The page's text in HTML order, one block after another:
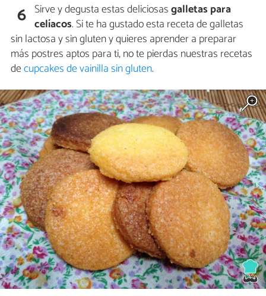
6 Sirve y degusta estas deliciosasgalletas para
celíacos. Si te ha gustado esta receta de galletas
sin lactosa y sin gluten y quieres aprender a preparar
más postres aptos para ti, no te pierdas nuestras recetas
decupcakes de vainilla sin gluten.